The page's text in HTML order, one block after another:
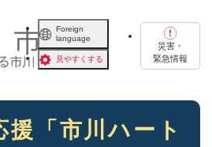
Foreign
language
見やすくする
災害・
緊急情報
援「市川ハート